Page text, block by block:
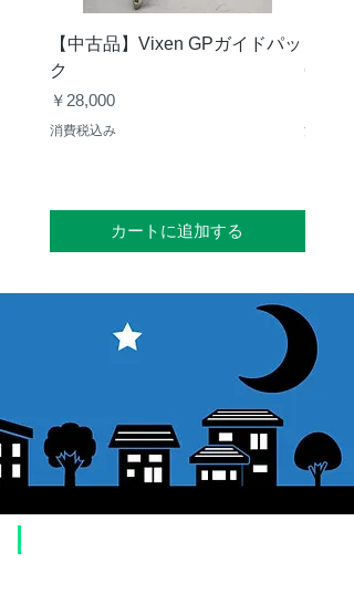
ー、ファインダー脚を
含む）
【中古品】Vixen GPガイドパッ
ク
価格
￥28,000
消費税込み
カートに追加する
消費税込